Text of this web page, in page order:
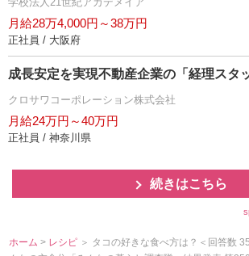
月給28万4,000円～38万円
正社員 / 大阪府
成長安定を実現不動産企業の「経理スタ
クロサワコーポレーション株式会社
月給24万円～40万円
正社員 / 神奈川県
続きはこちら
ホーム > レシピ ＞ タコの好きな食べ方は？＜回答数